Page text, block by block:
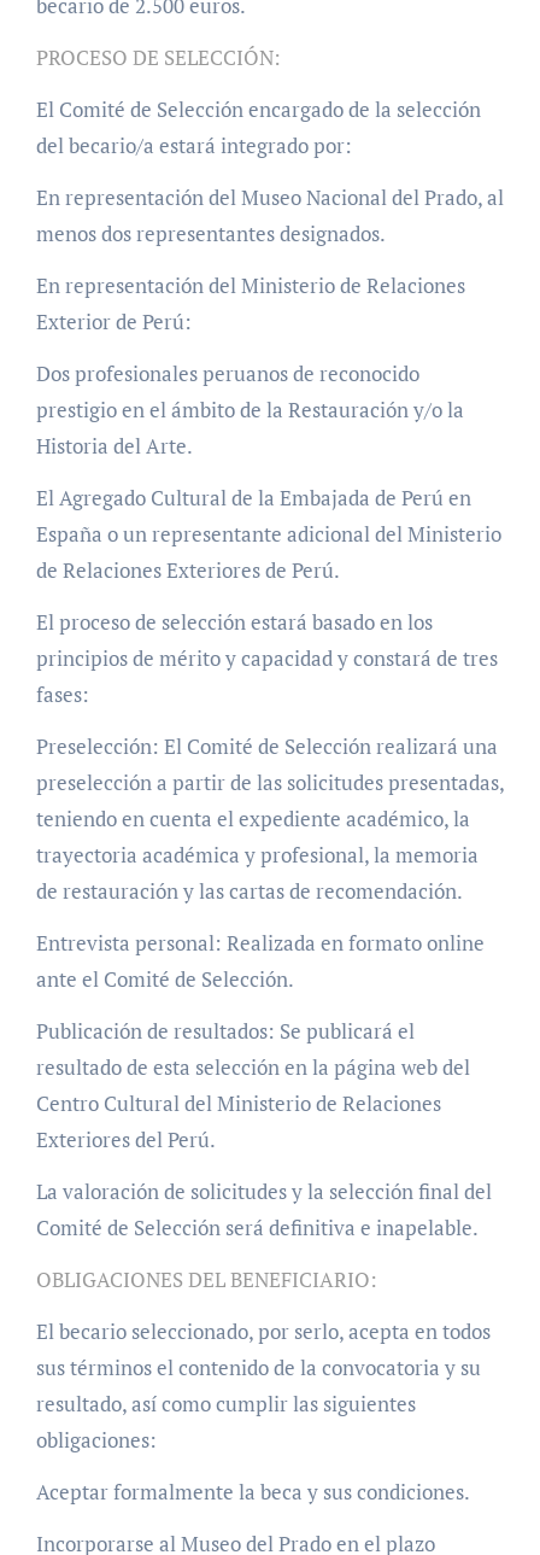
becario de 2.500 euros.
PROCESO DE SELECCIÓN:
El Comité de Selección encargado de la selección
del becario/a estará integrado por:
En representación del Museo Nacional del Prado, al
menos dos representantes designados.
En representación del Ministerio de Relaciones
Exterior de Perú:
Dos profesionales peruanos de reconocido
prestigio en el ámbito de la Restauración y/o la
Historia del Arte.
El Agregado Cultural de la Embajada de Perú en
España o un representante adicional del Ministerio
de Relaciones Exteriores de Perú.
El proceso de selección estará basado en los
principios de mérito y capacidad y constará de tres
fases:
Preselección: El Comité de Selección realizará una
preselección a partir de las solicitudes presentadas,
teniendo en cuenta el expediente académico, la
trayectoria académica y profesional, la memoria
de restauración y las cartas de recomendación.
Entrevista personal: Realizada en formato online
ante el Comité de Selección.
Publicación de resultados: Se publicará el
resultado de esta selección en la página web del
Centro Cultural del Ministerio de Relaciones
Exteriores del Perú.
La valoración de solicitudes y la selección final del
Comité de Selección será definitiva e inapelable.
OBLIGACIONES DEL BENEFICIARIO:
El becario seleccionado, por serlo, acepta en todos
sus términos el contenido de la convocatoria y su
resultado, así como cumplir las siguientes
obligaciones:
Aceptar formalmente la beca y sus condiciones.
Incorporarse al Museo del Prado en el plazo